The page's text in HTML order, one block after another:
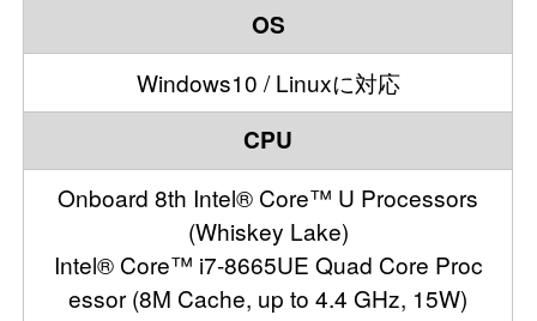
OS
Windows10 / Linuxに対応
CPU
Onboard 8th Intel® Core™ U Processors
(Whiskey Lake)
Intel® Core™ i7-8665UE Quad Core Proc
essor (8M Cache, up to 4.4 GHz, 15W)